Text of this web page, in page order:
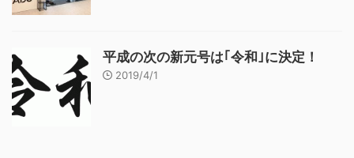
平成の次の新元号は｢令和｣に決定！
2019/4/1